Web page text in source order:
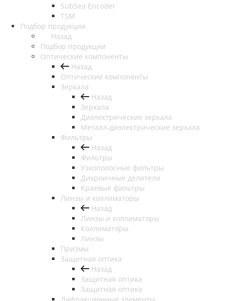
SubSea Encoder
TSM
Подбор продукции
Назад
Подбор продукции
Оптические компоненты
Назад
Оптические компоненты
Зеркала
Назад
Зеркала
Диэлектрические зеркала
Металл-диэлектрические зеркала
Фильтры
Назад
Фильтры
Узкополосные фильтры
Дихроичные делители
Краевые фильтры
Линзы и коллиматоры
Назад
Линзы и коллиматоры
Коллиматоры
Линзы
Призмы
Защитная оптика
Назад
Защитная оптика
Защитная оптика